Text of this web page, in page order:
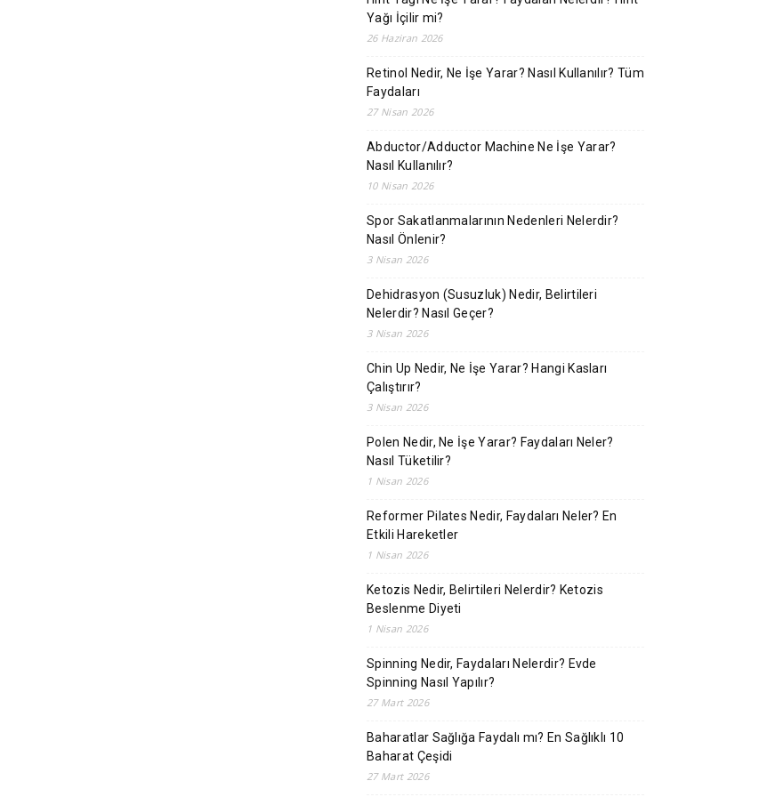
Yağı İçilir mi?
26 Haziran 2026
Retinol Nedir, Ne İşe Yarar? Nasıl Kullanılır? Tüm
Faydaları
27 Nisan 2026
Abductor/Adductor Machine Ne İşe Yarar?
Nasıl Kullanılır?
10 Nisan 2026
Spor Sakatlanmalarının Nedenleri Nelerdir?
Nasıl Önlenir?
3 Nisan 2026
Dehidrasyon (Susuzluk) Nedir, Belirtileri
Nelerdir? Nasıl Geçer?
3 Nisan 2026
Chin Up Nedir, Ne İşe Yarar? Hangi Kasları
Çalıştırır?
3 Nisan 2026
Polen Nedir, Ne İşe Yarar? Faydaları Neler?
Nasıl Tüketilir?
1 Nisan 2026
Reformer Pilates Nedir, Faydaları Neler? En
Etkili Hareketler
1 Nisan 2026
Ketozis Nedir, Belirtileri Nelerdir? Ketozis
Beslenme Diyeti
1 Nisan 2026
Spinning Nedir, Faydaları Nelerdir? Evde
Spinning Nasıl Yapılır?
27 Mart 2026
Baharatlar Sağlığa Faydalı mı? En Sağlıklı 10
Baharat Çeşidi
27 Mart 2026